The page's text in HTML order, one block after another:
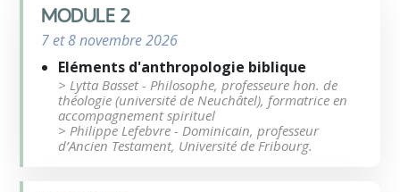
MODULE 2
7 et 8 novembre 2026
Eléments d'anthropologie biblique
> Lytta Basset - Philosophe, professeure hon. de
théologie (université de Neuchâtel), formatrice en
accompagnement spirituel
> Philippe Lefebvre - Dominicain, professeur
d’Ancien Testament, Université de Fribourg.